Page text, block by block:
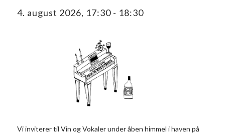
4. august 2026, 17:30- 18:30
Vi inviterer til Vin og Vokaler under åben himmel i haven på